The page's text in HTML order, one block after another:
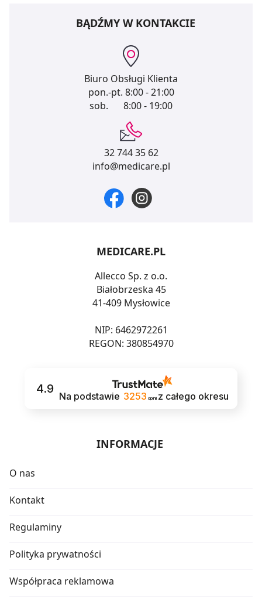
BĄDŹMY W KONTAKCIE
Biuro Obsługi Klienta
pon.-pt. 8:00 - 21:00
sob.
8:00 - 19:00
32 744 35 62
info@medicare.pl
MEDICARE.PL
Allecco Sp. z o.o.
Białobrzeska 45
41-409 Mysłowice
NIP: 6462972261
REGON: 380854970
4.9
Na podstawie 3253 opinii z całego okresu
INFORMACJE
O nas
Kontakt
Regulaminy
Polityka prywatności
Współpraca reklamowa